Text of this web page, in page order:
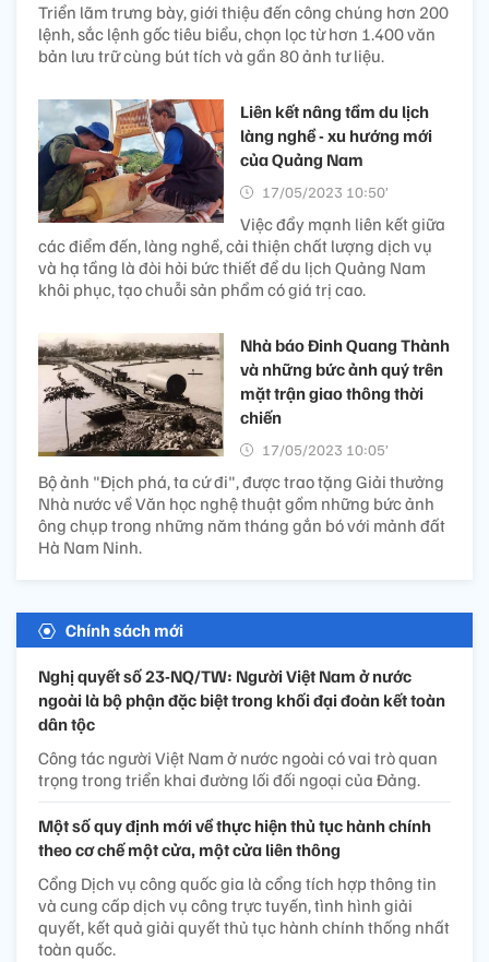
Triển lãm trưng bày, giới thiệu đến công chúng hơn 200
lệnh, sắc lệnh gốc tiêu biểu, chọn lọc từ hơn 1.400 văn
bản lưu trữ cùng bút tích và gần 80 ảnh tư liệu.
Liên kết nâng tầm du lịch
làng nghề - xu hướng mới
của Quảng Nam
17/05/2023 10:50’
Việc đẩy mạnh liên kết giữa
các điểm đến, làng nghề, cải thiện chất lượng dịch vụ
và hạ tầng là đòi hỏi bức thiết để du lịch Quảng Nam
khôi phục, tạo chuỗi sản phẩm có giá trị cao.
Nhà báo Đinh Quang Thành
và những bức ảnh quý trên
mặt trận giao thông thời
chiến
17/05/2023 10:05’
Bộ ảnh "Địch phá, ta cứ đi", được trao tặng Giải thưởng
Nhà nước về Văn học nghệ thuật gồm những bức ảnh
ông chụp trong những năm tháng gắn bó với mảnh đất
Hà Nam Ninh.
Chính sách mới
Nghị quyết số 23-NQ/TW: Người Việt Nam ở nước
ngoài là bộ phận đặc biệt trong khối đại đoàn kết toàn
dân tộc
Công tác người Việt Nam ở nước ngoài có vai trò quan
trọng trong triển khai đường lối đối ngoại của Đảng.
Một số quy định mới về thực hiện thủ tục hành chính
theo cơ chế một cửa, một cửa liên thông
Cổng Dịch vụ công quốc gia là cổng tích hợp thông tin
và cung cấp dịch vụ công trực tuyến, tình hình giải
quyết, kết quả giải quyết thủ tục hành chính thống nhất
toàn quốc.